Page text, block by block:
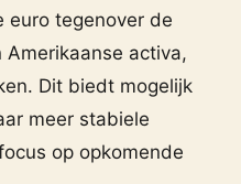
euro tegenover de
activa,
Dit biedt mogelijk
meer stabiele
op opkomende